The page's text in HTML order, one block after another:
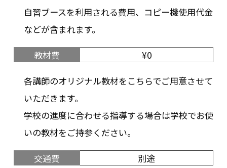
自習ブースを利用される費用、コピー機使用代金
などが含まれます。
教材費 ¥0
各講師のオリジナル教材をこちらでご用意させて
いただきます。
学校の進度に合わせる指導する場合は学校でお使
いの教材をご持参ください。
交通費 別途